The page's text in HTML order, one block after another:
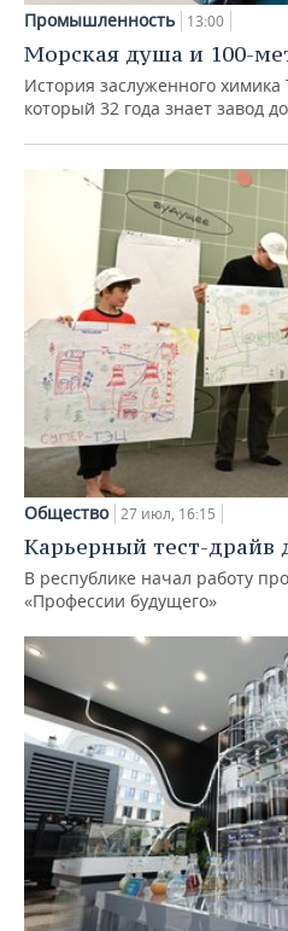
Промышленность 13:00
Морская душа и 100-
История заслуженного
который 32 года знает завод
Общество 27 июл, 16:15
Карьерный тест-драйв
В республике начал работу
«Профессии будущего»